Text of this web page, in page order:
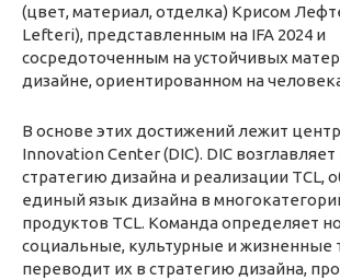
(цвет, материал, отделка) Крисом
Lefteri), представленным на IFA 2024 и
сосредоточенным на устойчивых
дизайне, ориентированном на
В основе этих достижений лежит
Innovation Center (DIC). DIC
стратегию дизайна и реализации TCL,
единый язык дизайна в
продуктов TCL. Команда определяет
социальные, культурные и жизненные
переводит их в стратегию дизайна,